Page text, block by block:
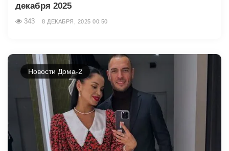
декабря 2025
343 8 ДЕКАБРЯ, 2025 00:50
Новости Дома-2